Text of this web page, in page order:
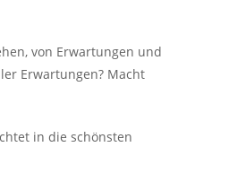
von Erwartungen und
Erwartungen? Macht
in die schönsten